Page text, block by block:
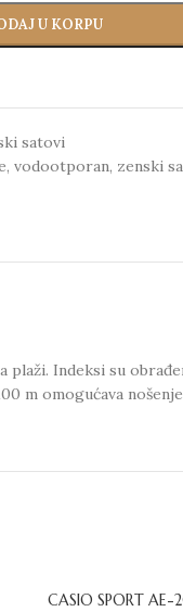
U KORPU
satovi
, vodootporan, zenski
plaži. Indeksi su
m omogućava
CASIO SPORT